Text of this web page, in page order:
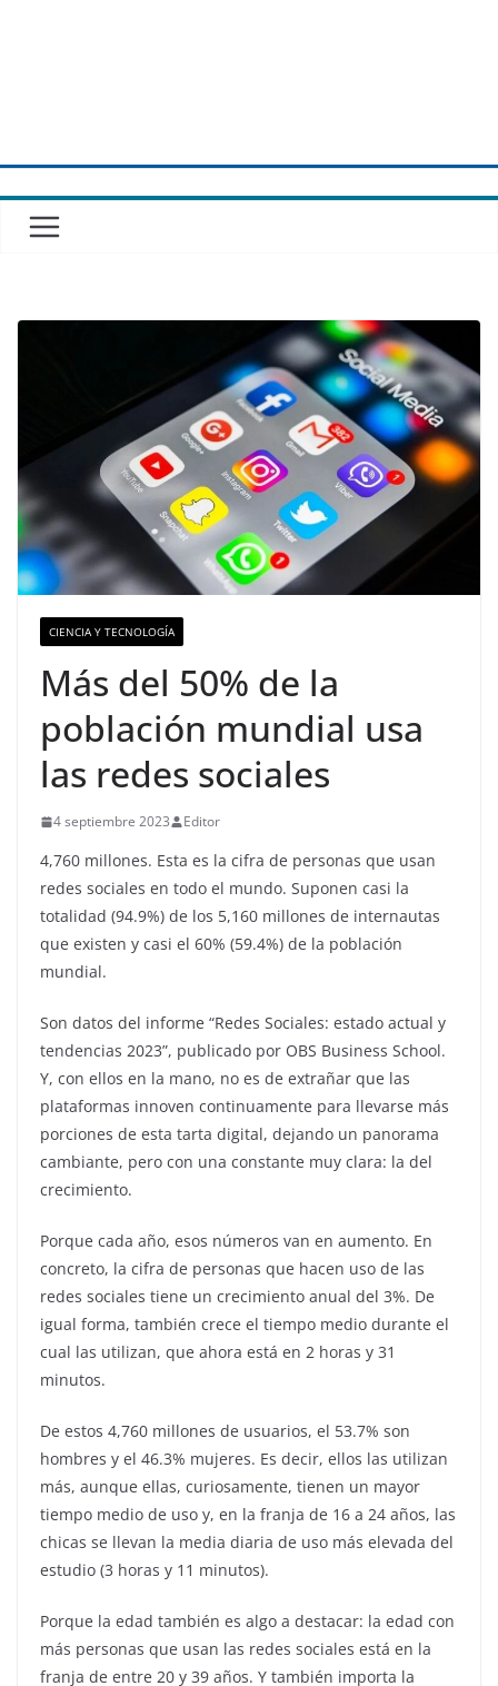
CIENCIA Y TECNOLOGÍA
Más del 50% de la
población mundial usa
las redes sociales
4 septiembre 2023 Editor
4,760 millones. Esta es la cifra de personas que usan
redes sociales en todo el mundo. Suponen casi la
totalidad (94.9%) de los 5,160 millones de internautas
que existen y casi el 60% (59.4%) de la población
mundial.
Son datos del informe “Redes Sociales: estado actual y
tendencias 2023”, publicado por OBS Business School.
Y, con ellos en la mano, no es de extrañar que las
plataformas innoven continuamente para llevarse más
porciones de esta tarta digital, dejando un panorama
cambiante, pero con una constante muy clara: la del
crecimiento.
Porque cada año, esos números van en aumento. En
concreto, la cifra de personas que hacen uso de las
redes sociales tiene un crecimiento anual del 3%. De
igual forma, también crece el tiempo medio durante el
cual las utilizan, que ahora está en 2 horas y 31
minutos.
De estos 4,760 millones de usuarios, el 53.7% son
hombres y el 46.3% mujeres. Es decir, ellos las utilizan
más, aunque ellas, curiosamente, tienen un mayor
tiempo medio de uso y, en la franja de 16 a 24 años, las
chicas se llevan la media diaria de uso más elevada del
estudio (3 horas y 11 minutos).
Porque la edad también es algo a destacar: la edad con
más personas que usan las redes sociales está en la
franja de entre 20 y 39 años. Y también importa la